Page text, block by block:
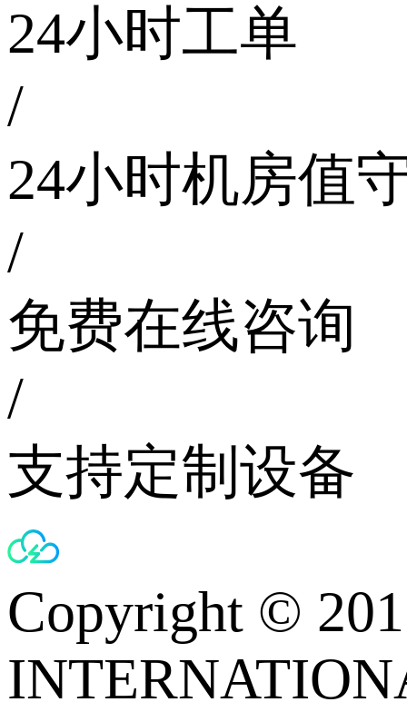
24小时工单
/
24小时机房值
/
免费在线咨询
/
支持定制设备
Copyright ©